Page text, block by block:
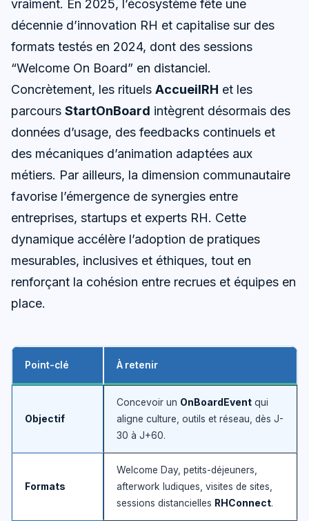
vraiment. En 2025, l’écosystème fête une
décennie d’innovation RH et capitalise sur des
formats testés en 2024, dont des sessions
“Welcome On Board” en distanciel.
Concrètement, les rituels AccueilRH et les
parcours StartOnBoard intègrent désormais des
données d’usage, des feedbacks continuels et
des mécaniques d’animation adaptées aux
métiers. Par ailleurs, la dimension communautaire
favorise l’émergence de synergies entre
entreprises, startups et experts RH. Cette
dynamique accélère l’adoption de pratiques
mesurables, inclusives et éthiques, tout en
renforçant la cohésion entre recrues et équipes en
place.
Point-clé À retenir
Objectif
Concevoir un OnBoardEvent qui
aligne culture, outils et réseau, dès J-
30 à J+60.
Formats
Welcome Day, petits-déjeuners,
afterwork ludiques, visites de sites,
sessions distancielles RHConnect.